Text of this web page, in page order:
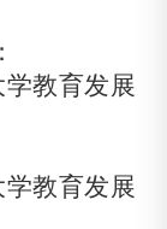
学教育发展
学教育发展